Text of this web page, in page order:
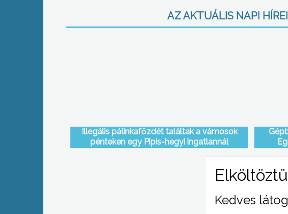
AZ AKTUÁLIS NAPI HÍREI
Illegális pálinkafőzdét találtak a vámosok
pénteken egy Pipis-hegyi ingatlannál
Kedves